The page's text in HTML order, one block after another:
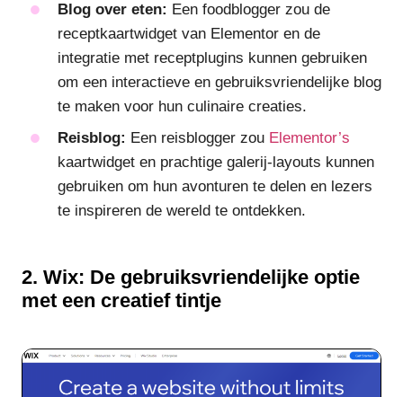
Blog over eten: Een foodblogger zou de
receptkaartwidget van Elementor en de
integratie met receptplugins kunnen gebruiken
om een interactieve en gebruiksvriendelijke blog
te maken voor hun culinaire creaties.
Reisblog: Een reisblogger zou Elementor’s
kaartwidget en prachtige galerij-layouts kunnen
gebruiken om hun avonturen te delen en lezers
te inspireren de wereld te ontdekken.
2. Wix: De gebruiksvriendelijke optie
met een creatief tintje